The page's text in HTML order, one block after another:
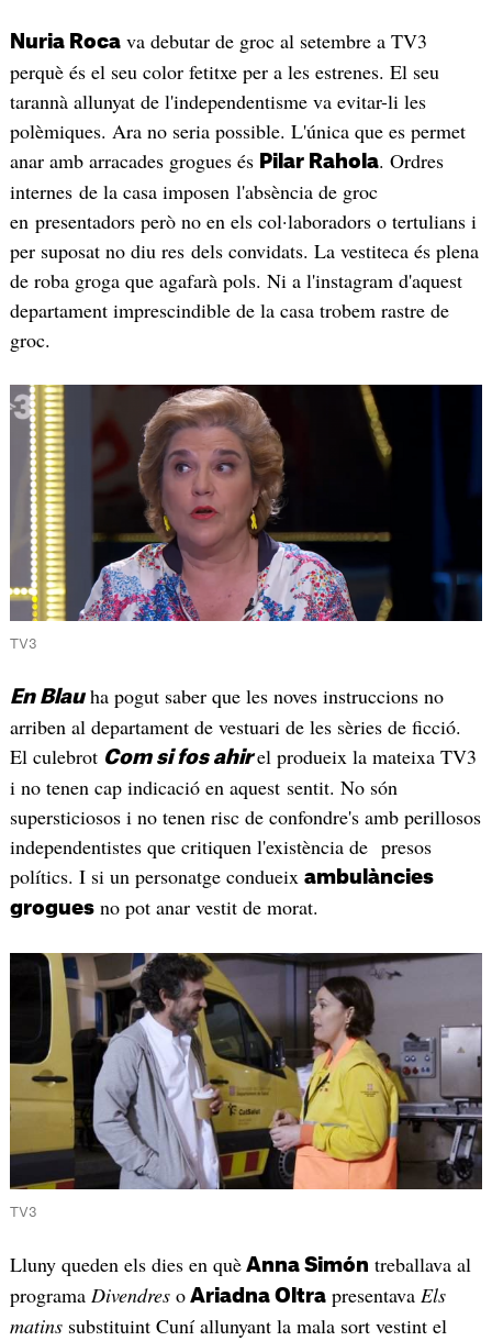
Nuria Rocava debutar de groc al setembre a TV3
perquè és el seu color fetitxe per a les estrenes. El seu
tarannà allunyat de l'independentisme va evitar-li les
polèmiques. Ara no seria possible. L'única que es permet
anar amb arracades grogues és Pilar Rahola. Ordres
internes de la casa imposen l'absència de groc
en presentadors però no en els col·laboradors o tertulians i
per suposat no diu res dels convidats. La vestiteca és plena
de roba groga que agafarà pols. Ni a l'instagram d'aquest
departament imprescindible de la casa trobem rastre de
groc.
TV3
En Blauha pogut saber que les noves instruccions no
arriben al departament de vestuari de les sèries de ficció.
El culebrot Com si fos ahir el produeix la mateixa TV3
i no tenen cap indicació en aquest sentit. No són
supersticiosos i no tenen risc de confondre's amb perillosos
independentistes que critiquen l'existència de presos
polítics. I si un personatge condueix ambulàncies
groguesno pot anar vestit de morat.
TV3
Lluny queden els dies en quèAnna Simón treballava al
programa DivendresoAriadna Oltrapresentava Els
matinssubstituint Cuní allunyant la mala sort vestint el